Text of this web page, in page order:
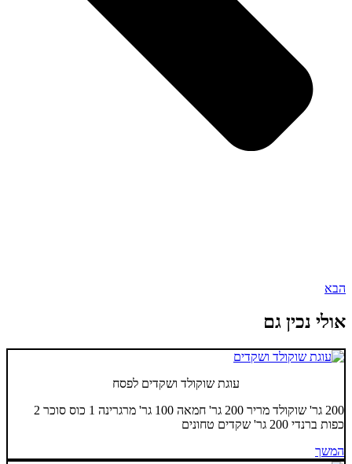
הבא
אולי נכין גם
עוגת שוקולד ושקדים לפסח
200 גר' שוקולד מריר 200 גר' חמאה 100 גר' מרגרינה 1 כוס סוכר 2
כפות ברנדי 200 גר' שקדים טחונים
המשך